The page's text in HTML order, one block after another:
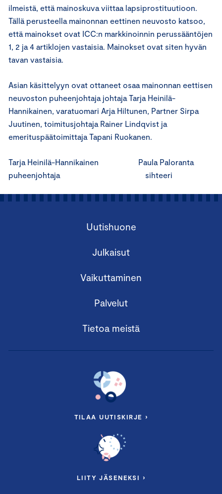
ilmeistä, että mainoskuva viittaa lapsiprostituutioon.
Tällä perusteella mainonnan eettinen neuvosto katsoo,
että mainokset ovat ICC:n markkinoinnin perussääntöjen
1, 2 ja 4 artiklojen vastaisia. Mainokset ovat siten hyvän
tavan vastaisia.
Asian käsittelyyn ovat ottaneet osaa mainonnan eettisen
neuvoston puheenjohtaja johtaja Tarja Heinilä-
Hannikainen, varatuomari Arja Hiltunen, Partner Sirpa
Juutinen, toimitusjohtaja Rainer Lindqvist ja
emerituspäätoimittaja Tapani Ruokanen.
Tarja Heinilä-Hannikainen Paula Paloranta
puheenjohtaja sihteeri
Uutishuone
Julkaisut
Vaikuttaminen
Palvelut
Tietoa meistä
TILAA UUTISKIRJE ›
LIITY JÄSENEKSI ›